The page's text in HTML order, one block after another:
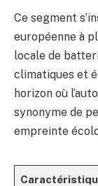
Ce segment
européenne à
locale de
climatiques et
horizon où
synonyme de
empreinte